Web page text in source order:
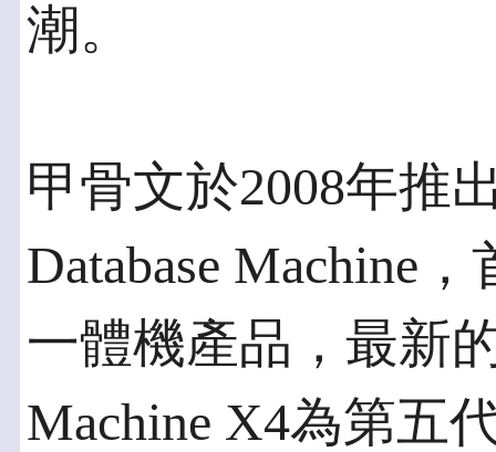
潮。
甲骨文於2008年推
Database Machine
一體機產品，最新的
Machine X4為第五